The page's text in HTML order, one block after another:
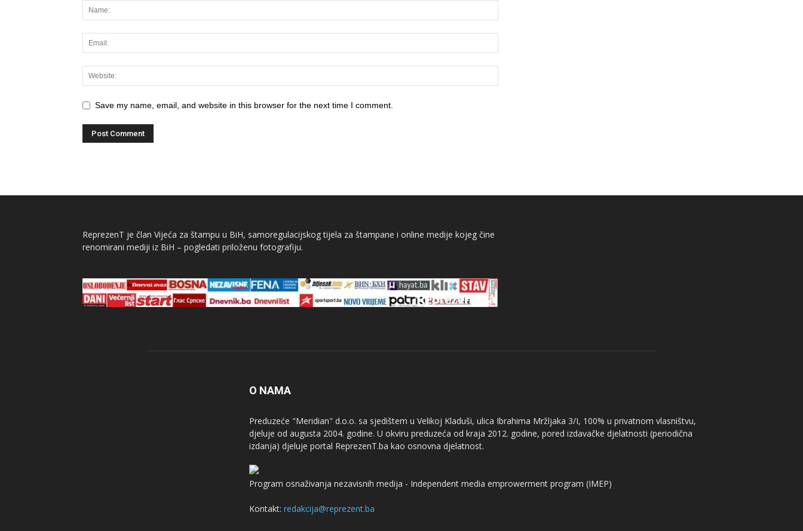
Save my name, email, and website in this browser for the next time I comment.
ReprezenT je član Vijeća za štampu u BiH, samoregulacijskog tijela za štampane i online medije kojeg čine
renomirani mediji iz BiH – pogledati priloženu fotografiju.
O NAMA
Preduzeće "Meridian" d.o.o. sa sjedištem u Velikoj Kladuši, ulica Ibrahima Mržljaka 3/I, 100% u privatnom vlasništvu,
djeluje od augusta 2004. godine. U okviru preduzeća od kraja 2012. godine, pored izdavačke djelatnosti (periodična
izdanja) djeluje portal ReprezenT.ba kao osnovna djelatnost.
Program osnaživanja nezavisnih medija - Independent media emprowerment program (IMEP)
Kontakt: redakcija@reprezent.ba